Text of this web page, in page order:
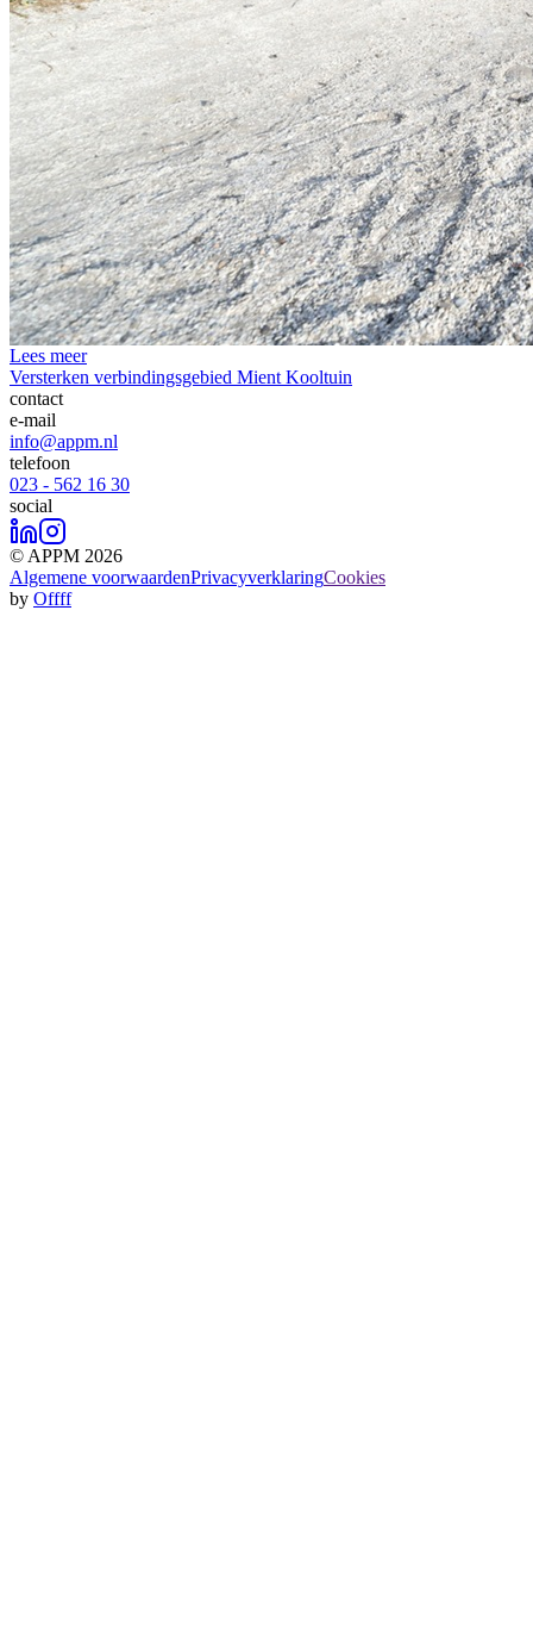
Lees meer
Versterken verbindingsgebied Mient Kooltuin
contact
e-mail
info@appm.nl
telefoon
023 - 562 16 30
social
© APPM 2026
Algemene voorwaardenPrivacyverklaringCookies
by Offff